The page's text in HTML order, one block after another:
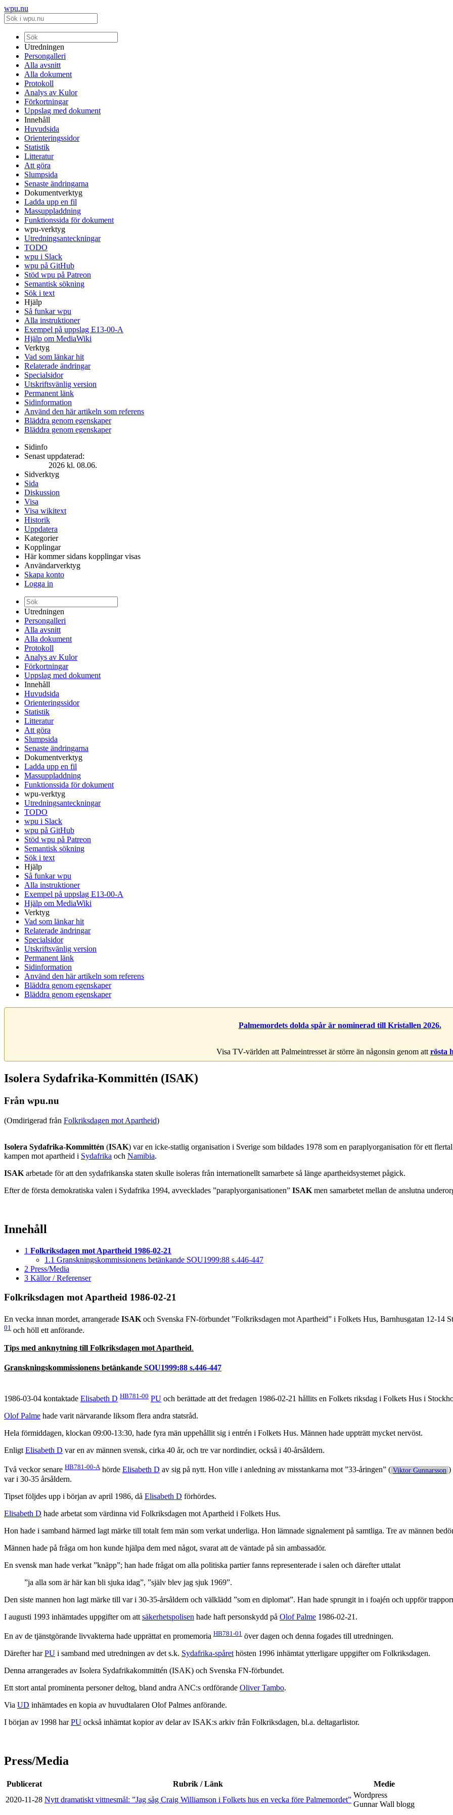
wpu.nu
Utredningen
Persongalleri
Alla avsnitt
Alla dokument
Protokoll
Analys av Kulor
Förkortningar
Uppslag med dokument
Innehåll
Huvudsida
Orienteringssidor
Statistik
Litteratur
Att göra
Slumpsida
Senaste ändringarna
Dokumentverktyg
Ladda upp en fil
Massuppladdning
Funktionssida för dokument
wpu-verktyg
Utredningsanteckningar
TODO
wpu i Slack
wpu på GitHub
Stöd wpu på Patreon
Semantisk sökning
Sök i text
Hjälp
Så funkar wpu
Alla instruktioner
Exempel på uppslag E13-00-A
Hjälp om MediaWiki
Verktyg
Vad som länkar hit
Relaterade ändringar
Specialsidor
Utskriftsvänlig version
Permanent länk
Sidinformation
Använd den här artikeln som referens
Bläddra genom egenskaper
Bläddra genom egenskaper
Sidinfo
Senast uppdaterad:
2026 kl. 08.06.
Sidverktyg
Sida
Diskussion
Visa
Visa wikitext
Historik
Uppdatera
Kategorier
Kopplingar
Här kommer sidans kopplingar visas
Användarverktyg
Skapa konto
Logga in
Utredningen
Persongalleri
Alla avsnitt
Alla dokument
Protokoll
Analys av Kulor
Förkortningar
Uppslag med dokument
Innehåll
Huvudsida
Orienteringssidor
Statistik
Litteratur
Att göra
Slumpsida
Senaste ändringarna
Dokumentverktyg
Ladda upp en fil
Massuppladdning
Funktionssida för dokument
wpu-verktyg
Utredningsanteckningar
TODO
wpu i Slack
wpu på GitHub
Stöd wpu på Patreon
Semantisk sökning
Sök i text
Hjälp
Så funkar wpu
Alla instruktioner
Exempel på uppslag E13-00-A
Hjälp om MediaWiki
Verktyg
Vad som länkar hit
Relaterade ändringar
Specialsidor
Utskriftsvänlig version
Permanent länk
Sidinformation
Använd den här artikeln som referens
Bläddra genom egenskaper
Bläddra genom egenskaper
Palmemordets dolda spår är nominerad till Kristallen 2026.
Visa TV-världen att Palmeintresset är större än någonsin genom att rösta
Isolera Sydafrika-Kommittén (ISAK)
Från wpu.nu
(Omdirigerad från Folkriksdagen mot Apartheid)
Isolera Sydafrika-Kommittén (ISAK) var en icke-statlig organisation i Sverige som bildades 1978 som en paraplyorganisation för ett
kampen mot apartheid i Sydafrika och Namibia.
ISAK arbetade för att den sydafrikanska staten skulle isoleras från internationellt samarbete så länge apartheidsystemet pågick.
Efter de första demokratiska valen i Sydafrika 1994, avvecklades ”paraplyorganisationen” ISAK men samarbetet mellan de anslutna
Innehåll
1 Folkriksdagen mot Apartheid 1986-02-21
1.1 Granskningskommissionens betänkande SOU1999:88 s.446-447
2 Press/Media
3 Källor / Referenser
Folkriksdagen mot Apartheid 1986-02-21
En vecka innan mordet, arrangerade ISAK och Svenska FN-förbundet ”Folkriksdagen mot Apartheid” i Folkets Hus, Barnhusgatan 12-14
01 och höll ett anförande.
Tips med anknytning till Folkriksdagen mot Apartheid.
Granskningskommissionens betänkande SOU1999:88 s.446-447
1986-03-04 kontaktade Elisabeth D HB781-00 PU och berättade att det fredagen 1986-02-21 hållits en Folkets riksdag i Folkets Hus i
Olof Palme hade varit närvarande liksom flera andra statsråd.
Hela förmiddagen, klockan 09:00-13:30, hade fyra män uppehållit sig i entrén i Folkets Hus. Männen hade uppträtt mycket nervöst.
EnligtElisabeth D var en av männen svensk, cirka 40 år, och tre var nordindier, också i 40-årsåldern.
Två veckor senare HB781-00-Ahörde Elisabeth D av sig på nytt. Hon ville i anledning av misstankarna mot ”33-åringen” ( Viktor Gunnarsson )
var i 30-35 årsåldern.
Tipset följdes upp i början av april 1986, då Elisabeth D förhördes.
Elisabeth D hade arbetat som värdinna vid Folkriksdagen mot Apartheid i Folkets Hus.
Hon hade i samband härmed lagt märke till totalt fem män som verkat underliga. Hon lämnade signalement på samtliga. Tre av männen
Männen hade på fråga om hon kunde hjälpa dem med något, svarat att de väntade på sin ambassadör.
En svensk man hade verkat ”knäpp”; han hade frågat om alla politiska partier fanns representerade i salen och därefter uttalat
”ja alla som är här kan bli sjuka idag”, ”själv blev jag sjuk 1969”.
Den siste mannen hon lagt märke till var i 30-35-årsåldern och välklädd ”som en diplomat”. Han hade sprungit in i foajén och uppför
I augusti 1993 inhämtades uppgifter om att säkerhetspolisen hade haft personskydd på Olof Palme 1986-02-21.
En av de tjänstgörande livvakterna hade upprättat en promemoria HB781-01 över dagen och denna fogades till utredningen.
Därefter harPU i samband med utredningen av det s.k. Sydafrika-spåret hösten 1996 inhämtat ytterligare uppgifter om Folkriksdagen.
Denna arrangerades av Isolera Sydafrikakommittén (ISAK) och Svenska FN-förbundet.
Ett stort antal prominenta personer deltog, bland andra ANC:s ordförande Oliver Tambo.
Via UD inhämtades en kopia av huvudtalaren Olof Palmes anförande.
I början av 1998 harPU också inhämtat kopior av delar av ISAK:s arkiv från Folkriksdagen, bl.a. deltagarlistor.
Press/Media
Publicerat Rubrik / Länk
Medie
2020-11-28 Nytt dramatiskt vittnesmål: ”Jag såg Craig Williamson i Folkets hus en vecka före Palmemordet”
Wordpress
Gunnar Wall blogg